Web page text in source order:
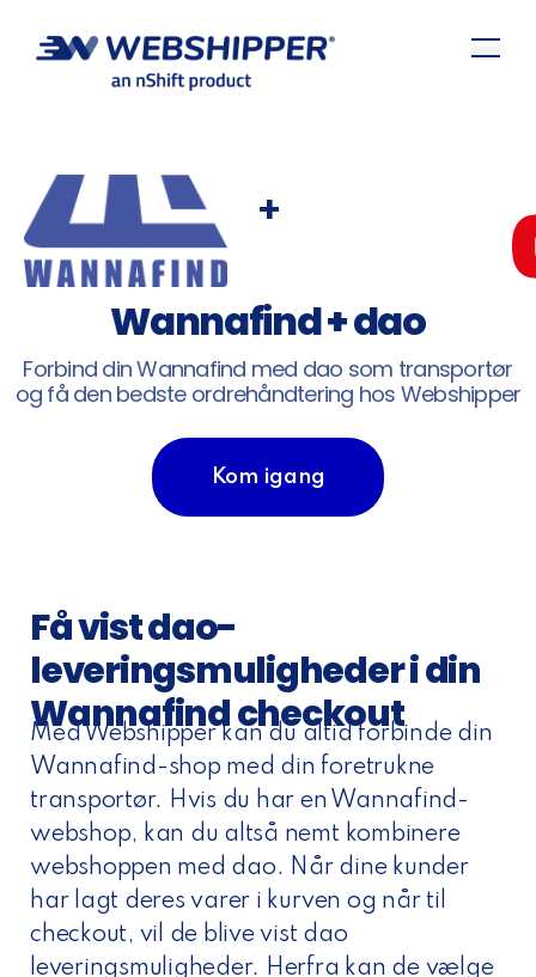
+
Wannafind + dao
Forbind din Wannafind med dao som transportør
og få den bedste ordrehåndtering hos Webshipper
Kom igang
Få vist dao-
leveringsmuligheder i din
Wannafind checkout
Med Webshipper kan du altid forbinde din
Wannafind-shop med din foretrukne
transportør. Hvis du har en Wannafind-
webshop, kan du altså nemt kombinere
webshoppen med dao. Når dine kunder
har lagt deres varer i kurven og når til
checkout, vil de blive vist dao
leveringsmuligheder. Herfra kan de vælge